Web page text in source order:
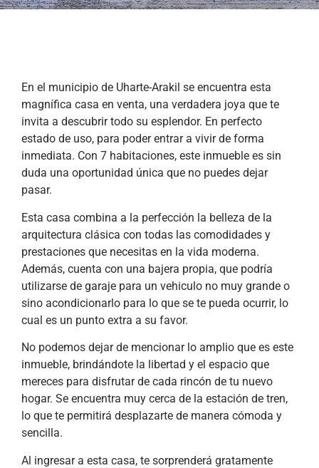
En el municipio de Uharte-Arakil se encuentra esta
magnífica casa en venta, una verdadera joya que te
invita a descubrir todo su esplendor. En perfecto
estado de uso, para poder entrar a vivir de forma
inmediata. Con 7 habitaciones, este inmueble es sin
duda una oportunidad única que no puedes dejar
pasar.
Esta casa combina a la perfección la belleza de la
arquitectura clásica con todas las comodidades y
prestaciones que necesitas en la vida moderna.
Además, cuenta con una bajera propia, que podría
utilizarse de garaje para un vehiculo no muy grande o
sino acondicionarlo para lo que se te pueda ocurrir, lo
cual es un punto extra a su favor.
No podemos dejar de mencionar lo amplio que es este
inmueble, brindándote la libertad y el espacio que
mereces para disfrutar de cada rincón de tu nuevo
hogar. Se encuentra muy cerca de la estación de tren,
lo que te permitirá desplazarte de manera cómoda y
sencilla.
Al ingresar a esta casa, te sorprenderá gratamente